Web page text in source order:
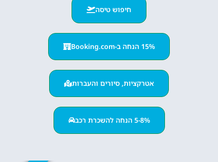
חיפוש טיסה
15% הנחה ב-Booking.com
אטרקציות, סיורים והעברות
5-8% הנחה להשכרת רכב